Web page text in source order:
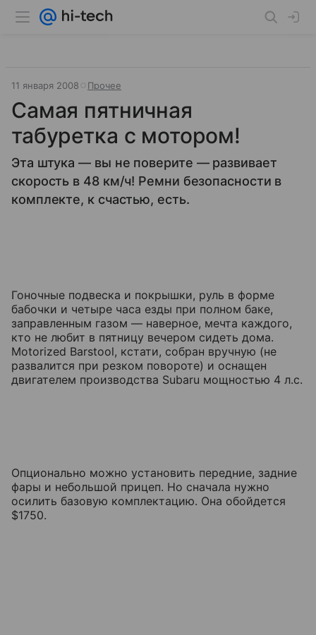
11 января 2008 Прочее
Самая пятничная
табуретка с мотором!
Эта штука — вы не поверите — развивает
скорость в 48 км/ч! Ремни безопасности в
комплекте, к счастью, есть.
Гоночные подвеска и покрышки, руль в форме
бабочки и четыре часа езды при полном баке,
заправленным газом — наверное, мечта каждого,
кто не любит в пятницу вечером сидеть дома.
Motorized Barstool, кстати, собран вручную (не
развалится при резком повороте) и оснащен
двигателем производства Subaru мощностью 4 л.с.
Опционально можно установить передние, задние
фары и небольшой прицеп. Но сначала нужно
осилить базовую комплектацию. Она обойдется
$1750.